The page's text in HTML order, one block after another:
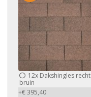
12x Dakshingles recht
bruin
+€ 395,40